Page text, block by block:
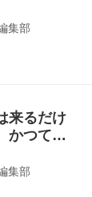
で締め
集部
来るだけ
かつてな
友佑都
ちで戦
集部